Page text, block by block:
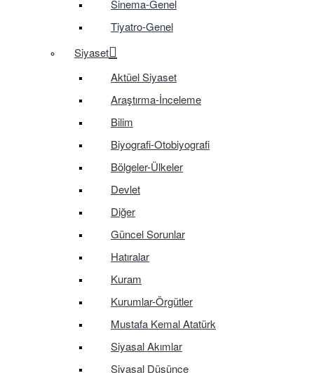
Sinema-Genel
Tiyatro-Genel
Siyaset
Aktüel Siyaset
Araştırma-İnceleme
Bilim
Biyografi-Otobiyografi
Bölgeler-Ülkeler
Devlet
Diğer
Güncel Sorunlar
Hatıralar
Kuram
Kurumlar-Örgütler
Mustafa Kemal Atatürk
Siyasal Akımlar
Siyasal Düşünce